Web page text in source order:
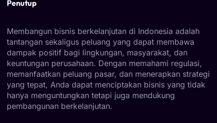
Penutup
Membangun bisnis berkelanjutan di Indonesia adalah
tantangan sekaligus peluang yang dapat membawa
dampak positif bagi lingkungan, masyarakat, dan
keuntungan perusahaan. Dengan memahami regulasi,
memanfaatkan peluang pasar, dan menerapkan strategi
yang tepat, Anda dapat menciptakan bisnis yang tidak
hanya menguntungkan tetapi juga mendukung
pembangunan berkelanjutan.